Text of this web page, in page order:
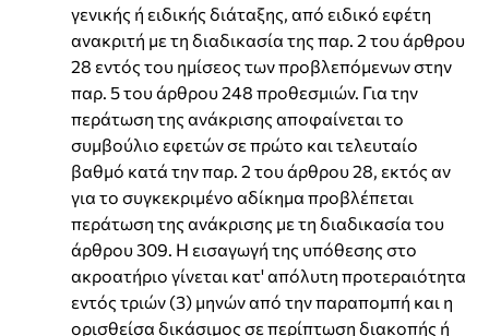
γενικής ή ειδικής διάταξης, από ειδικό εφέτη
ανακριτή με τη διαδικασία της παρ. 2 του άρθρου
28 εντός του ημίσεος των προβλεπόμενων στην
παρ. 5 του άρθρου 248 προθεσμιών. Για την
περάτωση της ανάκρισης αποφαίνεται το
συμβούλιο εφετών σε πρώτο και τελευταίο
βαθμό κατά την παρ. 2 του άρθρου 28, εκτός αν
για το συγκεκριμένο αδίκημα προβλέπεται
περάτωση της ανάκρισης με τη διαδικασία του
άρθρου 309. Η εισαγωγή της υπόθεσης στο
ακροατήριο γίνεται κατ' απόλυτη προτεραιότητα
εντός τριών (3) μηνών από την παραπομπή και η
ορισθείσα δικάσιμος σε περίπτωση διακοπής ή